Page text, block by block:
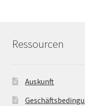
Ressourcen
Auskunft